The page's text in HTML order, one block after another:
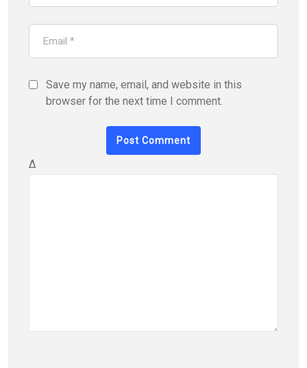
Save my name, email, and website in this
browser for the next time I comment.
Δ